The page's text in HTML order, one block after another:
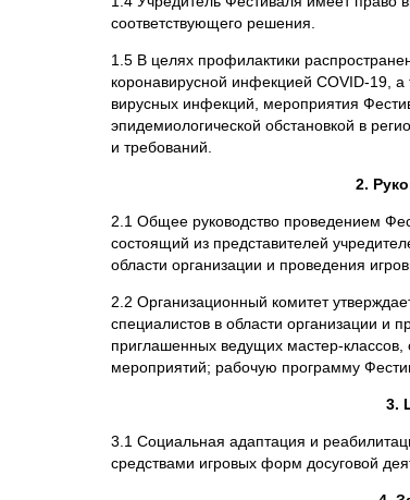
соответствующего решения.
1.5 В целях профилактики
коронавирусной инфекцией COVID-19,
вирусных инфекций, мероприятия
эпидемиологической обстановкой в
и требований.
2.
2.1 Общее руководство проведением
состоящий из представителей
области организации и проведения
2.2 Организационный комитет
специалистов в области организации и
приглашенных ведущих мастер-
мероприятий; рабочую программу
3.
3.1 Социальная адаптация и
средствами игровых форм досуговой